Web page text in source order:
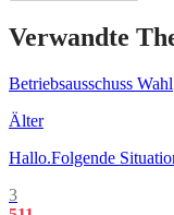
Verwandte
Betriebsausschuss Wahl
Älter
Hallo.Folgende
3